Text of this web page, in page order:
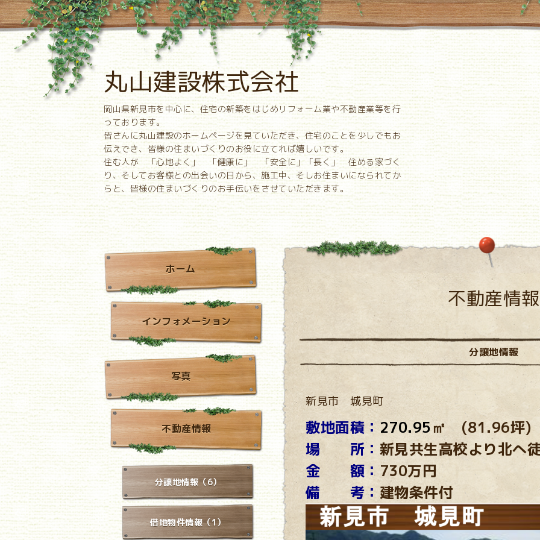
丸山建設株式会社
岡山県新見市を中心に、住宅の新築をはじめリフォーム業や不動産業等を行
っております。
皆さんに丸山建設のホームページを見ていただき、住宅のことを少しでもお
伝えでき、皆様の住まいづくりのお役に立てれば嬉しいです。
住む人が 「心地よく」 「健康に」 「安全に」「長く」 住める家づく
り、そしてお客様との出会いの日から、施工中、そしお住まいになられてか
らと、皆様の住まいづくりのお手伝いをさせていただきます。
不動産情報
分譲地情報
新見市 城見町
敷地面積：270.95㎡ (81.96坪)
場 所： 新見共生高校より北へ
金 額： 730万円
備 考： 建物条件付
ホーム
インフォメーション
写真
不動産情報
分譲地情報（6）
借地物件情報（1）